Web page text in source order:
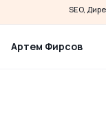
SEO,
Артем Фирсов